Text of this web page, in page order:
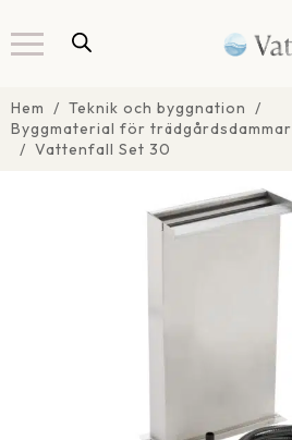
Hem
Teknik och byggnation
Byggmaterial för trädgårdsdammar
Vattenfall Set 30